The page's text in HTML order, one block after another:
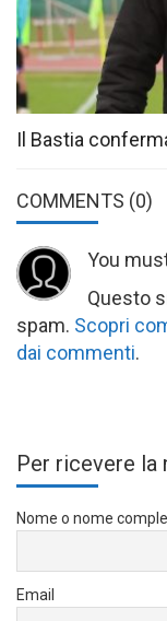
Il Bastia
COMMENTS (0)
You
Questo
spam. Scopri
dai commenti.
Per ricevere
Nome o nome
Email